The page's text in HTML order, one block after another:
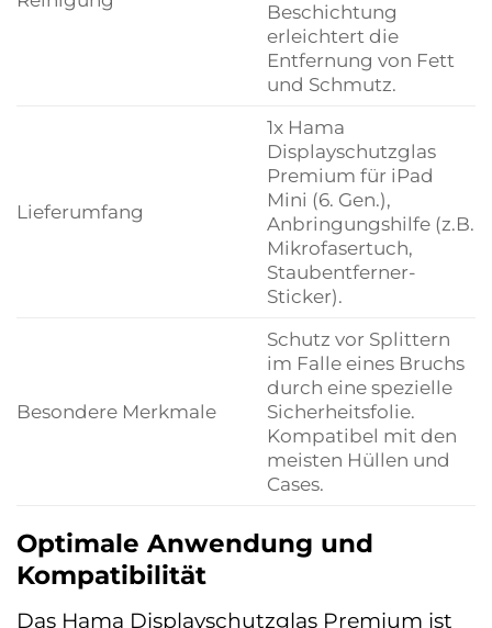
Beschichtung
erleichtert die
Entfernung von Fett
und Schmutz.
Lieferumfang
1x Hama
Displayschutzglas
Premium für iPad
Mini (6. Gen.),
Anbringungshilfe (z.B.
Mikrofasertuch,
Staubentferner-
Sticker).
Besondere Merkmale
Schutz vor Splittern
im Falle eines Bruchs
durch eine spezielle
Sicherheitsfolie.
Kompatibel mit den
meisten Hüllen und
Cases.
Optimale Anwendung und
Kompatibilität
Das Hama Displayschutzglas Premium ist